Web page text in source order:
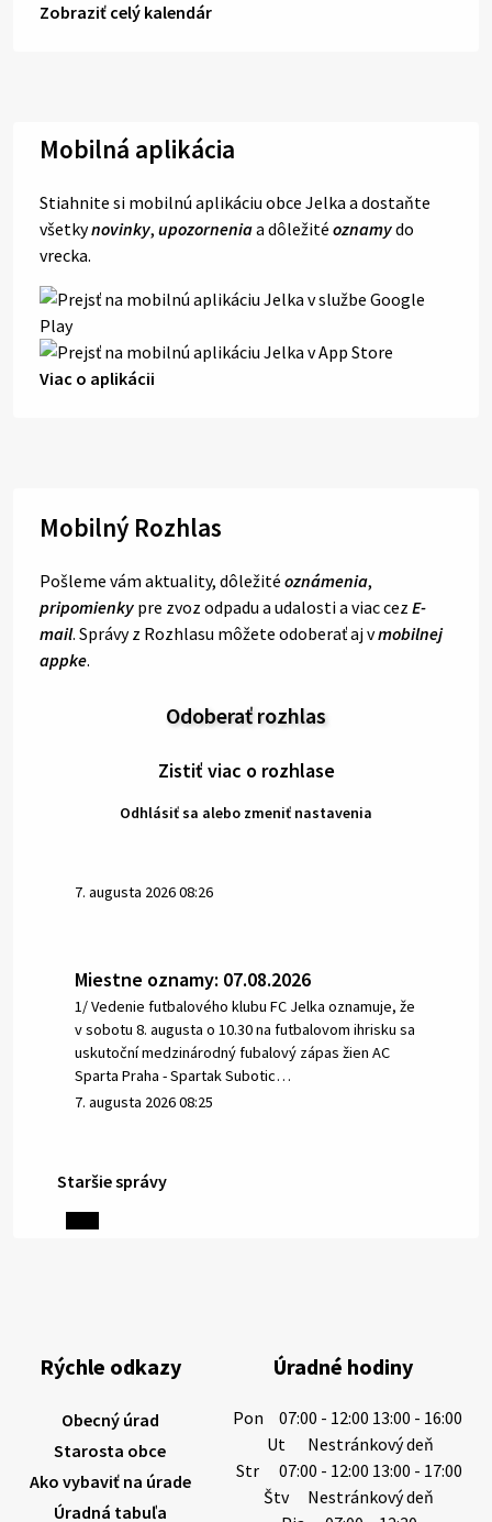
Zobraziť celý kalendár
Mobilná aplikácia
Stiahnite si mobilnú aplikáciu obce Jelka a dostaňte
všetkynovinky, upozorneniaa dôležité oznamydo
vrecka.
Viac o aplikácii
Mobilný Rozhlas
Pošleme vám aktuality, dôležité oznámenia,
pripomienky pre zvoz odpadu a udalosti a viac cez E-
mail. Správy z Rozhlasu môžete odoberať aj vmobilnej
appke.
Odoberať rozhlas
Zistiť viac o rozhlase
Odhlásiť sa alebo zmeniť nastavenia
7. augusta 2026 08:26
Miestne oznamy: 07.08.2026
1/ Vedenie futbalového klubu FC Jelka oznamuje, že
v sobotu 8. augusta o 10.30 na futbalovom ihrisku sa
uskutoční medzinárodný fubalový zápas žien AC
Sparta Praha - Spartak Subotic…
7. augusta 2026 08:25
6. augusta 2026 08:13
výdatnosti vodárenských zdrojov.
Západoslovenská vodárenská spoločnosť preto
6. augusta 2026 08:12
5. augusta 2026 13:10
Staršie správy
Rýchle odkazy
Obecný úrad
Starosta obce
Ako vybaviť na úrade
Úradná tabuľa
Úradné hodiny
Pon
07:00 - 12:00 13:00 - 16:00
Ut
Nestránkový deň
Str
07:00 - 12:00 13:00 - 17:00
Štv
Nestránkový deň